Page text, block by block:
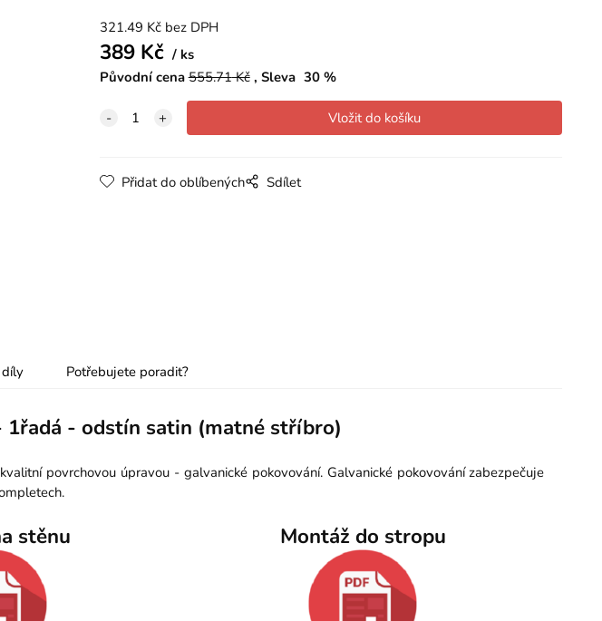
321.49 Kč bez DPH
389Kč
ks
Původní cena 555.71Kč Sleva 30%
Přidat do oblíbených Sdílet
Potřebujete poradit?
1řadá - odstín satin (matné stříbro)
povrchovou úpravou - galvanické pokovování. Galvanické pokovování zabezpečuje
stěnu Montáž do stropu